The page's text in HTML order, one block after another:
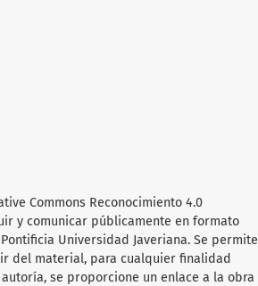
Commons Reconocimiento 4.0
y comunicar públicamente en formato
Universidad Javeriana. Se permite
del material, para cualquier finalidad
se proporcione un enlace a la obra